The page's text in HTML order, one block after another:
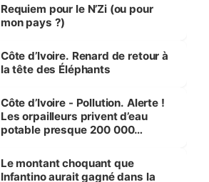
Requiem pour le N’Zi (ou pour
mon pays ?)
Côte d’Ivoire. Renard de retour à
la tête des Éléphants
Côte d’Ivoire - Pollution. Alerte !
Les orpailleurs privent d’eau
potable presque 200 000
Le montant choquant que
Infantino aurait gagné dans la